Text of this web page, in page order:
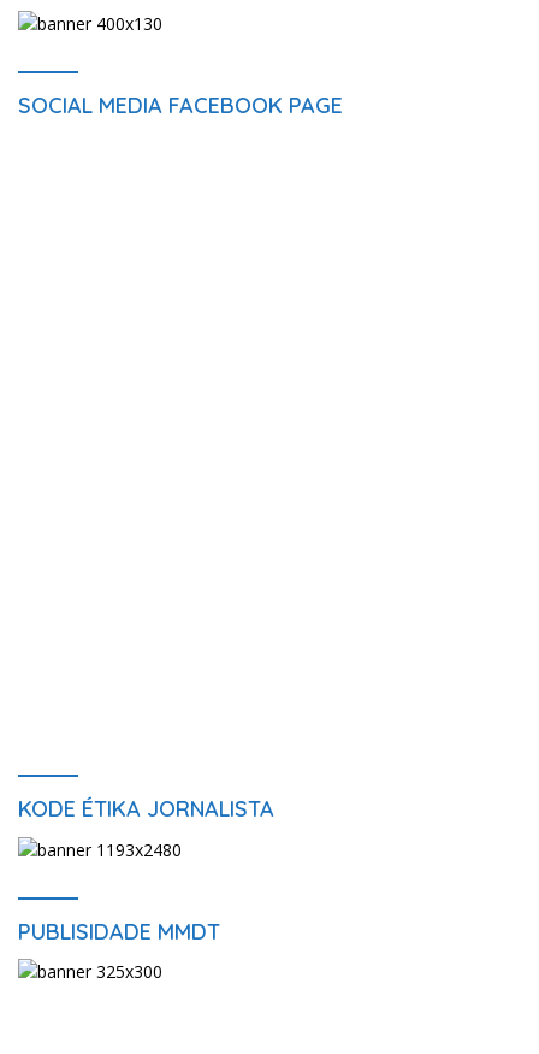
SOCIAL MEDIA FACEBOOK PAGE
KODE ÉTIKA JORNALISTA
PUBLISIDADE MMDT